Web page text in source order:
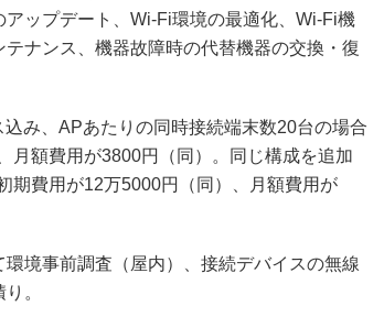
ップデート、Wi-Fi環境の最適化、Wi-Fi機
ナンス、機器故障時の代替機器の交換・復
み、APあたりの同時接続端末数20台の場合
月額費用が3800円（同）。同じ構成を追加
期費用が12万5000円（同）、月額費用が
境事前調査（屋内）、接続デバイスの無線
。